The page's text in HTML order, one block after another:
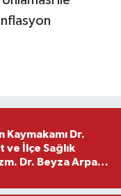
Kaymakamı Dr.
ve İlçe Sağlık
Dr. Beyza Arpacı